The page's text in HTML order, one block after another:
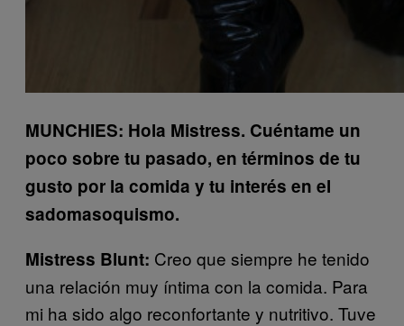
MUNCHIES: Hola Mistress. Cuéntame un
poco sobre tu pasado, en términos de tu
gusto por la comida y tu interés en el
sadomasoquismo.
Mistress Blunt: Creo que siempre he tenido
una relación muy íntima con la comida. Para
mi ha sido algo reconfortante y nutritivo. Tuve